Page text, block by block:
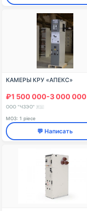
КАМЕРЫ КРУ «АПЕКС»
₽1 500 000-3 000 000
ООО "ЧЗЭО" 🇷🇺
МОЗ: 1 piece
💬 Написать